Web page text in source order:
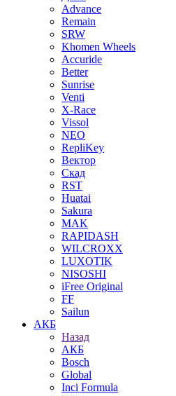
Advance
Remain
SRW
Khomen Wheels
Accuride
Better
Sunrise
Venti
X-Race
Vissol
NEO
RepliKey
Вектор
Скад
RST
Huatai
Sakura
MAK
RAPIDASH
WILCROXX
LUXOTIK
NISOSHI
iFree Original
FF
Sailun
АКБ
Назад
АКБ
Bosch
Global
Inci Formula